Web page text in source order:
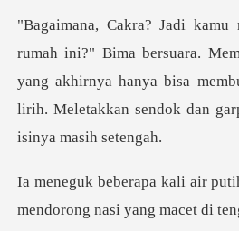
.
yang akhirnya hanya bisa
mendorong